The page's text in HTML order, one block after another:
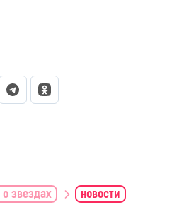
звездах новости